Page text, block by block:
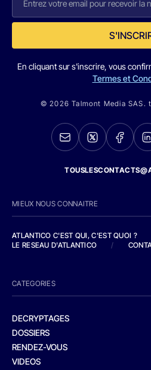
En cliquant sur s'inscrire, vous
Termes et
© 2026 Talmont Media SAS.
MIEUX NOUS CONNAITRE
ATLANTICO C'EST QUI, C'EST QUOI ?
LE RESEAU D'ATLANTICO
/
CATEGORIES
DECRYPTAGES
DOSSIERS
RENDEZ-VOUS
VIDEOS